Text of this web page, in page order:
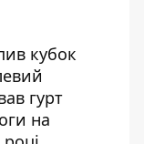
кубок
гурт
на